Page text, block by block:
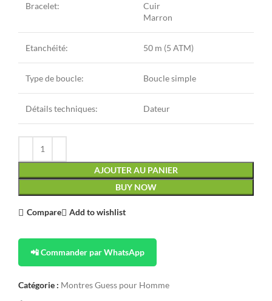
Bracelet:
Cuir
Marron
Etanchéité: 50 m (5 ATM)
Type de boucle: Boucle simple
Détails techniques: Dateur
AJOUTER AU PANIER
BUY NOW
Compare Add to wishlist
📲 Commander par WhatsApp
Catégorie : Montres Guess pour Homme